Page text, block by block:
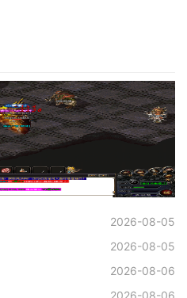
2026-08-05
2026-08-05
2026-08-06
2026-08-06